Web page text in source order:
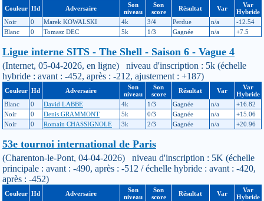
Couleur Hd Adversaire
Son
niveau
Son
score
Résultat Var
Var
Hybride
Noir
0 Marek KOWALSKI 4k 3/4 Perdue n/a
-12.54
Blanc
0 Tomasz DEC 5k 1/3 Gagnée n/a +7.5
Ligue interne SITS - The Shell - Saison 6 - Vague 4
(Internet, 05-04-2026, en ligne) niveau d'inscription : 5k (échelle
hybride : avant : -452, après : -212, ajustement : +187)
Couleur Hd Adversaire
Son
niveau
Son
score
Résultat Var
Var
Hybride
Blanc
0 David LABBE 4k 1/3 Gagnée n/a
+16.82
Noir
0 Denis GRAMMONT 5k 0/3 Gagnée n/a
+15.06
Noir
0 Romain CHASSIGNOLE 3k 2/3 Gagnée n/a +20.96
53e tournoi international de Paris
(Charenton-le-Pont, 04-04-2026) niveau d'inscription : 5K (échelle
principale : avant : -490, après : -512 / échelle hybride : avant : -420,
après : -452)
Couleur Hd Adversaire
Son
niveau
Son
score
Résultat Var
Var
Hybride